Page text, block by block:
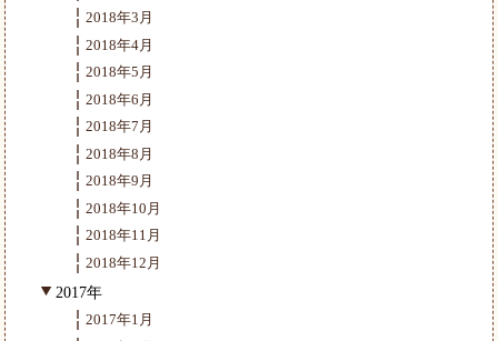
2018年3月
2018年4月
2018年5月
2018年6月
2018年7月
2018年8月
2018年9月
2018年10月
2018年11月
2018年12月
2017年
2017年1月